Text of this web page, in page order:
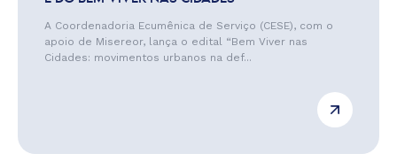
A Coordenadoria Ecumênica de Serviço (CESE), com o
apoio de Misereor, lança o edital “Bem Viver nas
Cidades: movimentos urbanos na def...